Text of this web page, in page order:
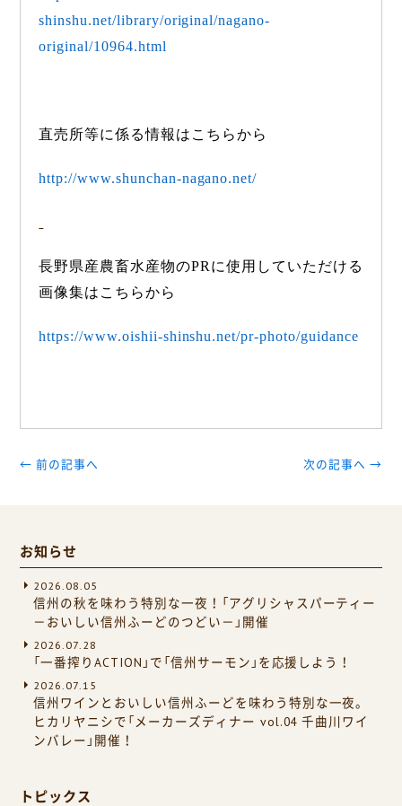
shinshu.net/library/original/nagano-
original/10964.html
直売所等に係る情報はこちらから
http://www.shunchan-nagano.net/
長野県産農畜水産物のPR に使用していただける
画像集はこちらから
https://www.oishii-shinshu.net/pr-photo/guidance
← 前の記事へ 次の記事へ →
お知らせ
2026.08.05
信州の秋を味わう特別な一夜！「アグリシャスパーティー
－おいしい信州ふーどのつどい－」開催
2026.07.28
「一番搾りACTION」で「信州サーモン」を応援しよう！
2026.07.15
信州ワインとおいしい信州ふーどを味わう特別な一夜。
ヒカリヤニシで「メーカーズディナー vol.04 千曲川ワイ
ンバレー」開催！
トピックス